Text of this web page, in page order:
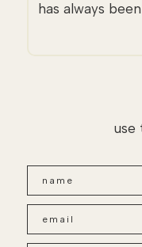
has always
use